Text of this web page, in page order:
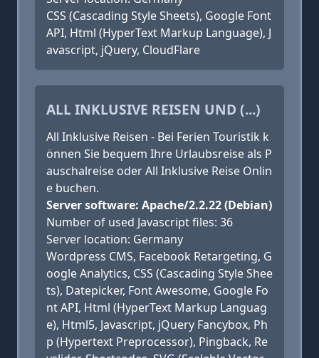
CSS (Cascading Style Sheets), Google Font
API, Html (HyperText Markup Language), J
avascript, jQuery, CloudFlare
ALL INKLUSIVE REISEN UND (...)
All Inklusive Reisen - Bei Ferien Touristik k
önnen Sie bequem Ihre Urlaubsreise als P
auschalreise oder All Inklusive Reise Onlin
e buchen.
Server software: Apache/2.2.22 (Debian)
Number of used Javascript files: 36
Server location: Germany
Wordpress CMS, Facebook Retargeting, G
oogle Analytics, CSS (Cascading Style Shee
ts), Datepicker, Font Awesome, Google Fo
nt API, Html (HyperText Markup Languag
e), Html5, Javascript, jQuery Fancybox, Ph
p (Hypertext Preprocessor), Pingback, Re